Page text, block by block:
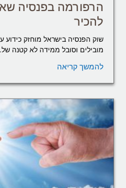
הרפורמה בפנסיה
להכיר
שוק הפנסיה בישראל מוחזק כידוע
מובילים וסובל ממידה לא קטנה
להמשך קריאה